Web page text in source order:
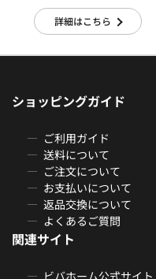
詳細はこちら
ショッピングガイド
ご利用ガイド
送料について
ご注文について
お支払いについて
返品交換について
よくあるご質問
関連サイト
ビバホーム公式サイト